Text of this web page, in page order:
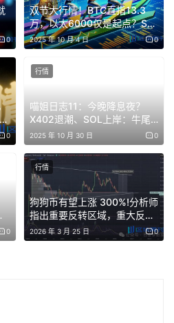
BTC、ETH假突破？10月行情点
、XRP、DOGE、PENGU
市的底层逻辑
：
新项目 FDV 随便就是十几亿
都没有。
发币 $Ape 只有 5 亿
0
双节大行情！BTC直指13.3
万，以太6000仅是起点？Sol
300很快拿下！PENGU、
DOGE、SUI在哪逃顶？
2025 年 10 月 4 日 0
0
喵姐日志11：今晚降息夜？
X402退潮、SOL上岸：牛尾
行情的最后一根弦，绷紧了！
2025 年 10 月 30 日 0
行情
0
狗狗币有望上涨 300%!分析师
指出重要反转区域，重大反弹
一触即发
2026 年 3 月 25 日 0
行情